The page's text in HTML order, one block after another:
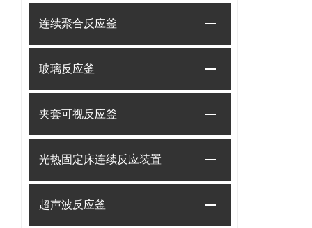
连续聚合反应釜
玻璃反应釜
夹套可视反应釜
光热固定床连续反应装置
超声波反应釜